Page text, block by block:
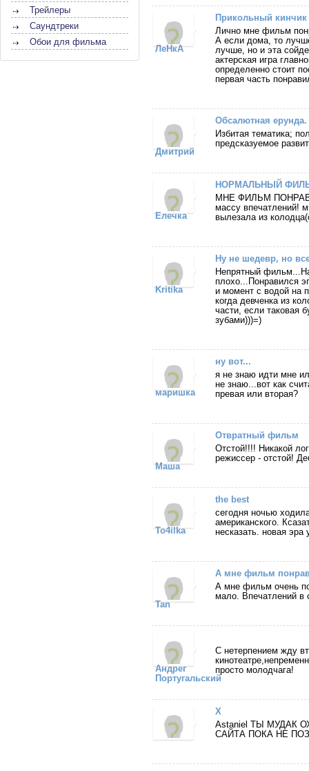
Трейлеры
Саундтреки
Обои для фильма
ЛеНкА
Прикольный кинчик
Лично мне фильм
А если дома, то
лучше, но и эта
актерская игра
определенно стоит
первая часть
Дмитрий
Обсалютная ерунда.
Избитая тематика;
предсказуемое
Елечка
НОРМАЛЬНЫЙ
МНЕ ФИЛЬМ
массу впечатлений!
вылезала из
Kritika
Ну не шедевр, но
Непрятный
плохо...Понравился
и момент с водой на
когда девченка из
части, если таковая
зубами)))=)
маришка
ну вот...
я не знаю идти мне
не знаю...вот как
превая или вторая?
Маша
Отвратный фильм
Отстой!!!! Никакой
режиссер - отстой!
To4ilka
the best
сегодня ночью
американского.
несказать. новая эра
Tan
А мне фильм
А мне фильм очень
мало. Впечатлений в
Андрег
Португальский
C нетерпением жду
просто молодчага!
X
Astaniel ТЫ МУДАК
САЙТА ПОКА НЕ